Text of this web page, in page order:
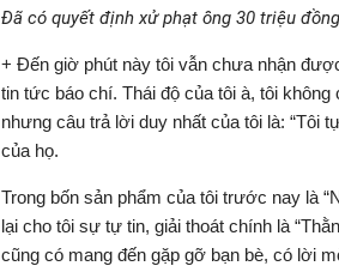
Đã có quyết định xử phạt ông 30 triệu
+ Đến giờ phút này tôi vẫn chưa nhận
tin tức báo chí. Thái độ của tôi à, tôi
nhưng câu trả lời duy nhất của tôi là: “Tôi
của họ.
Trong bốn sản phẩm của tôi trước nay là
lại cho tôi sự tự tin, giải thoát chính là
cũng có mang đến gặp gỡ bạn bè, có lời